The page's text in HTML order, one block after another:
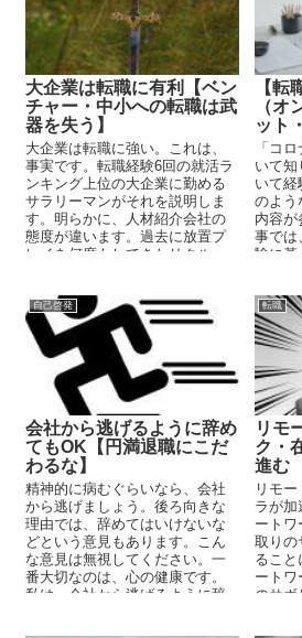
大企業は転職に有利【ベン
チャー・中小への転職は武
器を失う】
大企業は転職に強い。これは、
事実です。転職経験6回の就活ラ
ンキング上位の大企業に勤める
サラリーマンがそれを説明しま
す。明らかに、人材紹介会社の
態度が違います。過去に放置プ
レイを何度もしてきたリクルー
た。
【転
（オ
ット
「コ
いて知
いて経
のよう
内容が
事では
験に基
自己啓発
会社から逃げるように辞め
てもOK【円満退職にこだ
わるな】
精神的に病むぐらいなら、会社
から逃げましょう。後ろ向きな
理由では、辞めてはいけないな
どという意見もあります。こん
な意見は無視してください。一
番大切なのは、心の健康です。
私は、会社から逃げるように辞
転職
リモ
ク・
進む
リモ
ラが加
ートワ
取りの
ること
ートワ
のサボ